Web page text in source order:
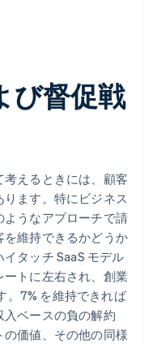
び督促戦
えるときには、顧客
ます。特にビジネス
うなアプローチで請
維持できるかどうか
タッチ SaaS モデル
トに左右され、創業
。7% を維持できれば
ベースの負の解約
価値、その他の同様